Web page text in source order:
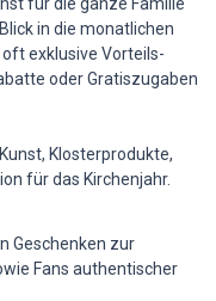
in die monatlichen
exklusive Vorteils-
oder Gratiszugaben
Klosterprodukte,
für das Kirchenjahr.
Geschenken zur
Fans authentischer